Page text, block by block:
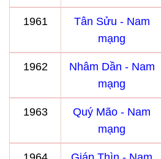
1961
Tân Sửu - Nam
mạng
1962
Nhâm Dần - Nam
mạng
1963
Quý Mão - Nam
mạng